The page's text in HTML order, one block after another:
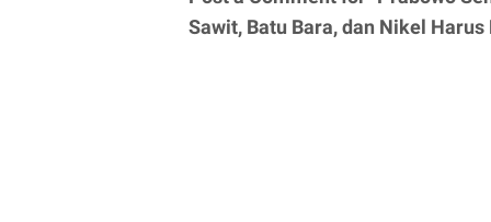
Sawit, Batu Bara, dan Nikel Harus